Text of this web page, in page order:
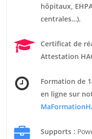
hôpitaux,
centrales…).
Certificat de
Attestation
Formation de
en ligne sur
Supports :